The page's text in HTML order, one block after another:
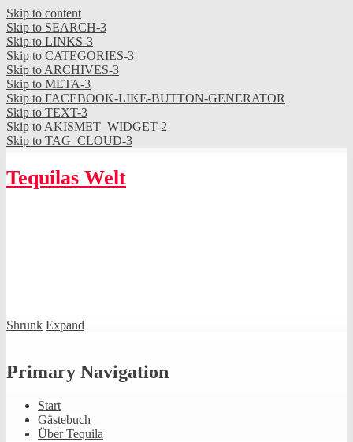
Skip to content
Skip to SEARCH-3
Skip to LINKS-3
Skip to CATEGORIES-3
Skip to ARCHIVES-3
Skip to META-3
Skip to FACEBOOK-LIKE-BUTTON-GENERATOR
Skip to TEXT-3
Skip to AKISMET_WIDGET-2
Skip to TAG_CLOUD-3
Tequilas Welt
Shrunk Expand
Primary Navigation
Start
Gästebuch
Über Tequila